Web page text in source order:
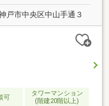
戸市中央区中山手通３
可
タワーマンション
(階建20階以上)